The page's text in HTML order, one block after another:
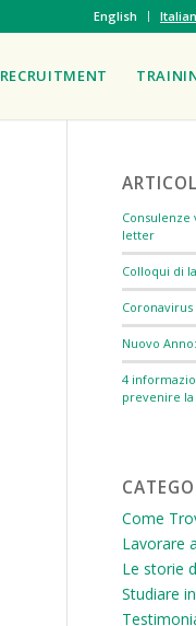
English
RECRUITMENT
letter
Colloqui di
Nuovo
4
prevenire
Come
Lavorare
Le storie
Studiare